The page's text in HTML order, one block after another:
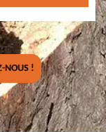
NOUS !